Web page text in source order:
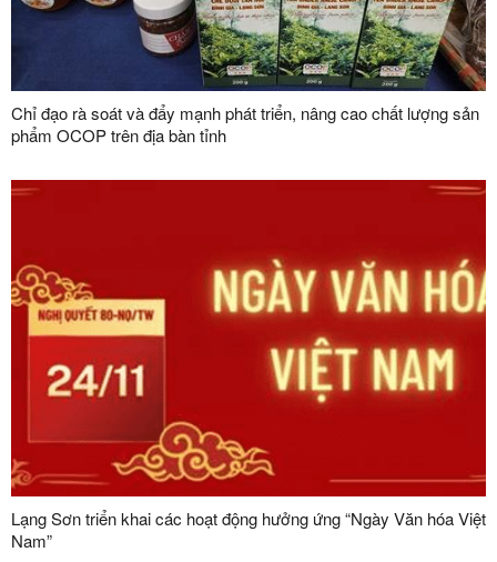
Chỉ đạo rà soát và đẩy mạnh phát triển, nâng cao chất lượng sản
phẩm OCOP trên địa bàn tỉnh
Lạng Sơn triển khai các hoạt động hưởng ứng “Ngày Văn hóa Việt
Nam”